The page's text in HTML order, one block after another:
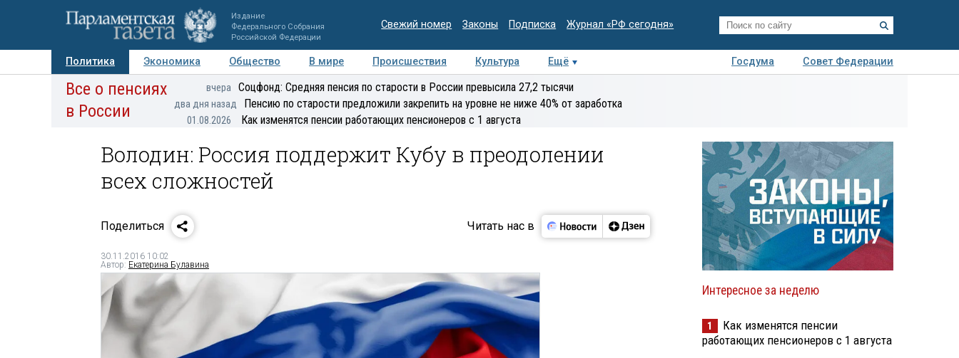
Издание
Федерального Собрания
Российской Федерации
Свежий номер Законы Подписка Журнал «РФ сегодня»
Политика Экономика Общество В мире Происшествия Культура Ещё Госдума
Совет Федерации
Авторы Персоны Мнения Регионы Медиацентр Интервью Колумнисты
экспертиза
Все о пенсиях
в России
вчера Соцфонд: Средняя пенсия по старости в России превысила 27,2 тысячи
два дня назад Пенсию по старости предложили закрепить на уровне не ниже 40% от заработка
01.08.2026 Как изменятся пенсии работающих пенсионеров с 1 августа
Володин: Россия поддержит Кубу в преодолении
всех сложностей
Поделиться Читать нас в
30.11.2016 10:02
Автор: Екатерина Булавина
Интересное за неделю
1
Как изменятся пенсии
работающих пенсионеров с 1 августа